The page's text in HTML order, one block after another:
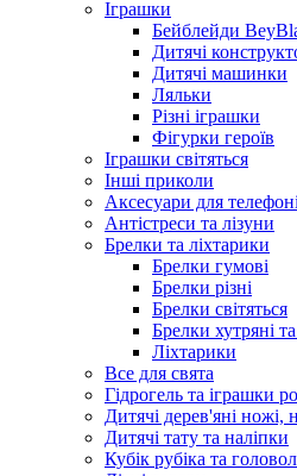
Іграшки
Бейблейди
Дитячі
Дитячі машинки
Ляльки
Різні іграшки
Фігурки героїв
Іграшки світяться
Інші приколи
Аксесуари для
Антістреси та лізуни
Брелки та ліхтарики
Брелки гумові
Брелки різні
Брелки світяться
Брелки хутряні
Ліхтарики
Все для свята
Гідрогель та іграшки
Дитячі дерев'яні ножі,
Дитячі тату та наліпки
Кубік рубіка та